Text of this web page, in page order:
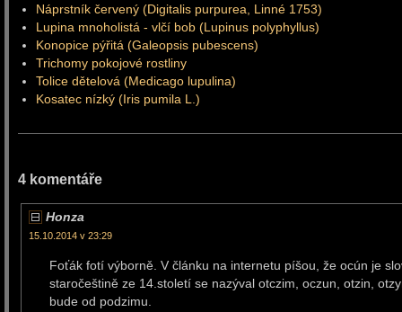
Náprstník červený (Digitalis purpurea, Linné 1753)
Lupina mnoholistá - vlčí bob (Lupinus polyphyllus)
Konopice pýřitá (Galeopsis pubescens)
Trichomy pokojové rostliny
Tolice dětelová (Medicago lupulina)
Kosatec nízký (Iris pumila L.)
4 komentáře
Honza
15.10.2014 v 23:29
Foťák fotí výborně. V článku na internetu píšou, že ocún je
staročeštině ze 14.století se nazýval otczim, oczun, otzin,
bude od podzimu.